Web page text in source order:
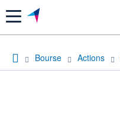
Menu
Bourse Actions